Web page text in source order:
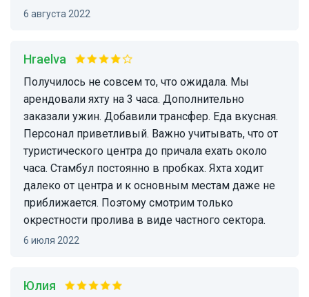
6 августа 2022
Hraelva
Получилось не совсем то, что ожидала. Мы
арендовали яхту на 3 часа. Дополнительно
заказали ужин. Добавили трансфер. Еда вкусная.
Персонал приветливый. Важно учитывать, что от
туристического центра до причала ехать около
часа. Стамбул постоянно в пробках. Яхта ходит
далеко от центра и к основным местам даже не
приближается. Поэтому смотрим только
окрестности пролива в виде частного сектора.
6 июля 2022
Юлия